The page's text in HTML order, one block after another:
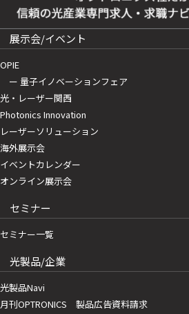
展示会/イベント
OPIE
ー 量子イノベーションフェア
光・レーザー関西
Photonics Innovation
レーザーソリューション
海外展示会
イベントカレンダー
オンライン展示会
セミナー
セミナー一覧
光製品/企業
光製品Navi
月刊OPTRONICS 製品広告資料請求